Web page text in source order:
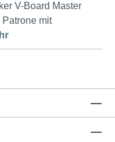
V-Board Master
mit